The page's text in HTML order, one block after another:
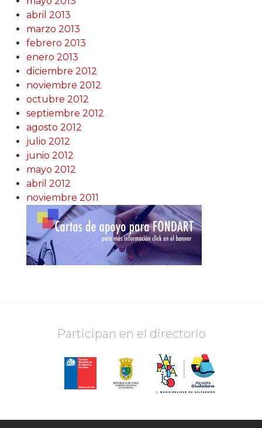
abril 2013
marzo 2013
febrero 2013
enero 2013
diciembre 2012
noviembre 2012
octubre 2012
septiembre 2012
agosto 2012
julio 2012
junio 2012
mayo 2012
abril 2012
noviembre 2011
Participan en el directorio